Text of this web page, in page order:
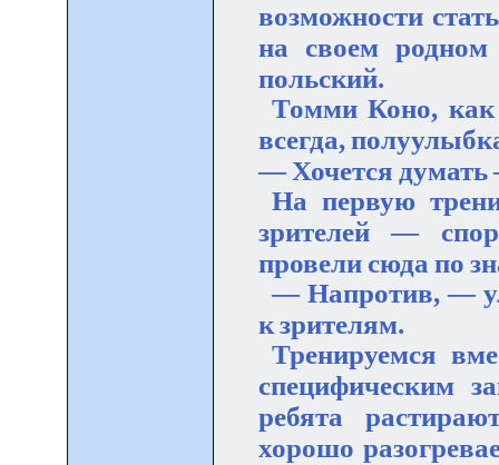
возможности
на своем
польский.
Томми Коно, как
всегда,
— Хочется
На первую
зрителей —
провели сюда по
— Напротив, —
к зрителям.
Тренируемся
специфическим
ребята
хорошо